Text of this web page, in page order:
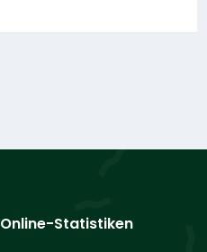
Online-Statistiken